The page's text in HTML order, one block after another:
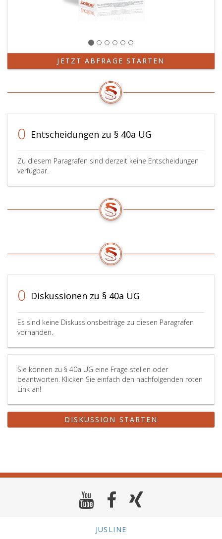
JETZT ABFRAGE STARTEN
0 Entscheidungen zu § 40a UG
Zu diesem Paragrafen sind derzeit keine Entscheidungen
verfügbar.
0 Diskussionen zu § 40a UG
Es sind keine Diskussionsbeiträge zu diesen Paragrafen
vorhanden.
Sie können zu § 40a UG eine Frage stellen oder
beantworten. Klicken Sie einfach den nachfolgenden roten
Link an!
DISKUSSION STARTEN
JUSLINE